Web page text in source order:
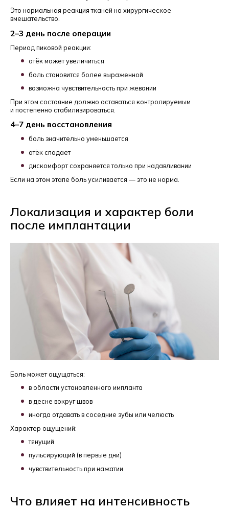
Это нормальная реакция тканей на хирургическое
вмешательство.
2–3 день после операции
Период пиковой реакции:
отёк может увеличиться
боль становится более выраженной
возможна чувствительность при жевании
При этом состояние должно оставаться контролируемым
и постепенно стабилизироваться.
4–7 день восстановления
боль значительно уменьшается
отёк спадает
дискомфорт сохраняется только при надавливании
Если на этом этапе боль усиливается — это не норма.
Локализация и характер боли
после имплантации
Боль может ощущаться:
в области установленного импланта
в десне вокруг швов
иногда отдавать в соседние зубы или челюсть
Характер ощущений:
тянущий
пульсирующий (в первые дни)
чувствительность при нажатии
Что влияет на интенсивность